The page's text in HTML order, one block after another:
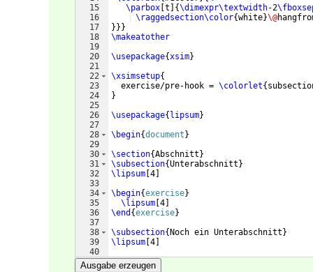
15
16
17
18
19
20
21
22
23
24
25
26
27
28
29
30
31
32
33
34
35
36
37
38
39
40
41
\parbox t {\dimexpr\textwidth-2
\raggedsection\color{white}\@
}}}
\makeatother
\usepackage{xsim}
\xsimsetup{
  exercise/pre-hook =
\colorlet{
}
\usepackage{ lipsum}
\begin{document }
\section{Abschnitt }
\subsection{Unterabschnitt }
\lipsum 4
\begin{exercise}
\lipsum 4
\end {exercise}
\subsection{ Noch ein Unterabschnitt }
\lipsum 4
\begin{exercise
Ausgabe erzeugen